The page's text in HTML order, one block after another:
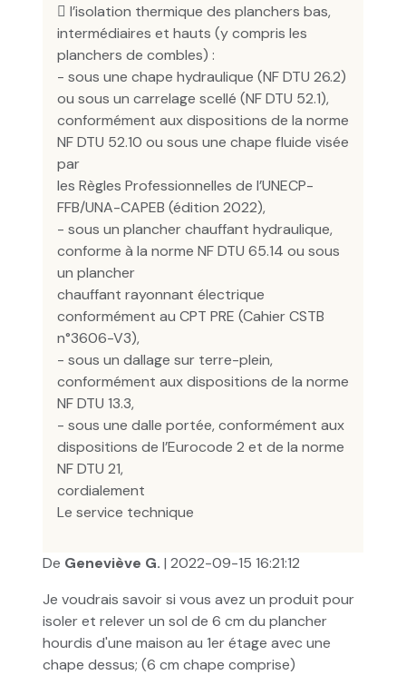
 l’isolation thermique des planchers bas,
intermédiaires et hauts (y compris les
planchers de combles) :
- sous une chape hydraulique (NF DTU 26.2)
ou sous un carrelage scellé (NF DTU 52.1),
conformément aux dispositions de la norme
NF DTU 52.10 ou sous une chape fluide visée
par
les Règles Professionnelles de l’UNECP-
FFB/UNA-CAPEB (édition 2022),
- sous un plancher chauffant hydraulique,
conforme à la norme NF DTU 65.14 ou sous
un plancher
chauffant rayonnant électrique
conformément au CPT PRE (Cahier CSTB
n°3606-V3),
- sous un dallage sur terre-plein,
conformément aux dispositions de la norme
NF DTU 13.3,
- sous une dalle portée, conformément aux
dispositions de l’Eurocode 2 et de la norme
NF DTU 21,
cordialement
Le service technique
De Geneviève G. | 2022-09-15 16:21:12
Je voudrais savoir si vous avez un produit pour
isoler et relever un sol de 6 cm du plancher
hourdis d'une maison au 1er étage avec une
chape dessus; (6 cm chape comprise)